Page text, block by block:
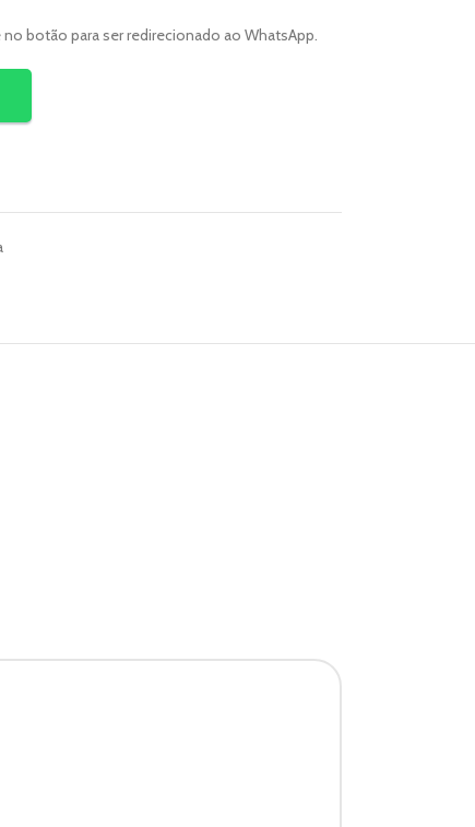
botão para ser redirecionado ao WhatsApp.